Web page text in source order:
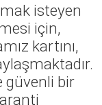
isteyen
için,
kartını,
güvenli bir